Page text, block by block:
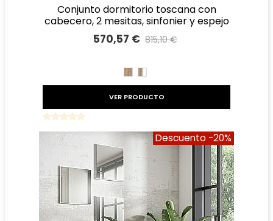
conjunto dormitorio toscana con
cabecero, 2 mesitas, sinfonier y espejo
570,57 € 815,10 €
ROBLEROBLE
VER PRODUCTO
Descuento -20%